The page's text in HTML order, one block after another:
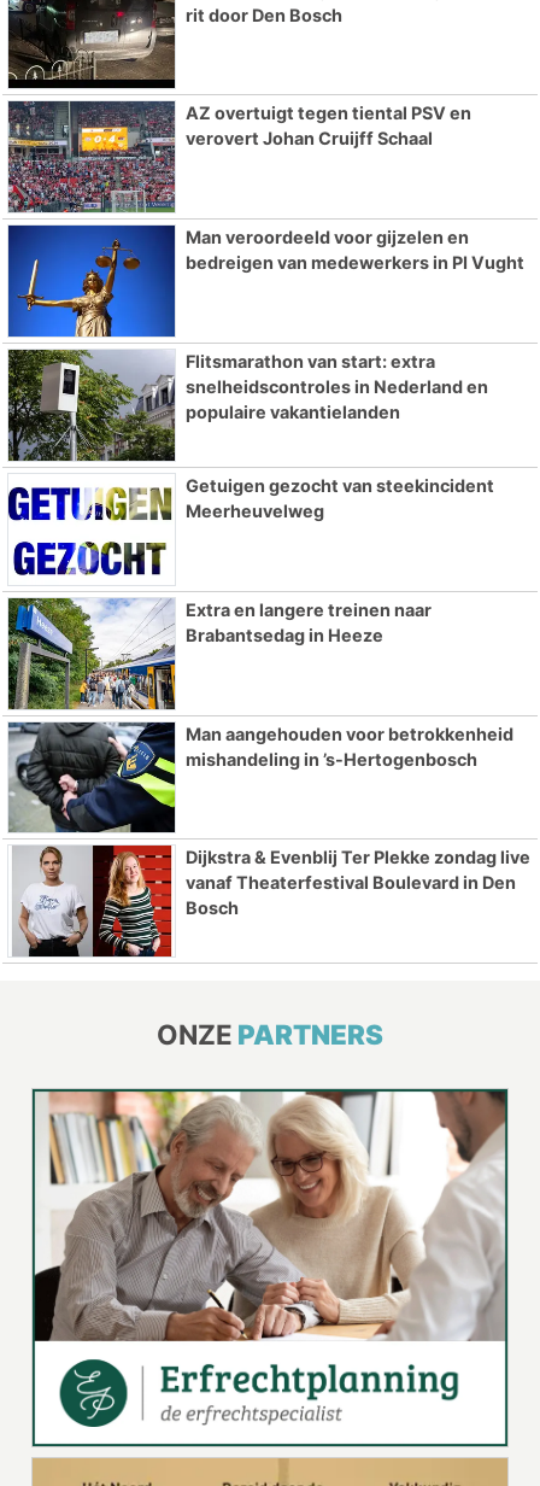
rit door Den Bosch
AZ overtuigt tegen tiental PSV en
verovert Johan Cruijff Schaal
Man veroordeeld voor gijzelen en
bedreigen van medewerkers in PI Vught
Flitsmarathon van start: extra
snelheidscontroles in Nederland en
populaire vakantielanden
Getuigen gezocht van steekincident
Meerheuvelweg
Extra en langere treinen naar
Brabantsedag in Heeze
Man aangehouden voor betrokkenheid
mishandeling in ’s-Hertogenbosch
Dijkstra & Evenblij Ter Plekke zondag live
vanaf Theaterfestival Boulevard in Den
Bosch
ONZE PARTNERS